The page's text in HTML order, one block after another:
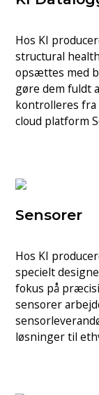
Hos KI
structural
opsættes med
gøre dem fuldt
kontrolleres fra
cloud platform
Sensorer
Hos KI
specielt
fokus på
sensorer
løsninger til